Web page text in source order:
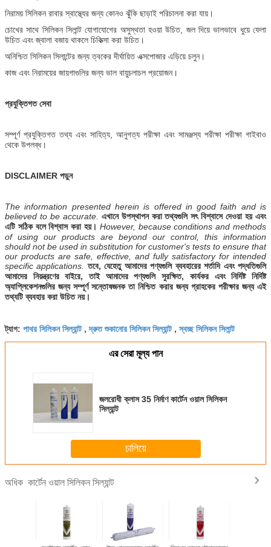
নিরাময় সিলিকন রাবার স্বাস্থ্যের জন্য কোনও ঝুঁকি ছাড়াই পরিচালনা করা যায়।
চোখের সাথে সিলিকন সিলান্ট যোগাযোগের অসুস্থতা হওয়া উচিত, জল দিয়ে ভালভাবে ধুয়ে ফেলা
উচিত এবং জ্বালা বজায় থাকলে চিকিত্সা করা উচিত।
অনিশ্চিত সিলিকন সিলান্টের জন্য ত্বকের দীর্ঘায়িত এক্সপোজার এড়িয়ে চলুন।
কাজ এবং নিরাময়ের জায়গাগুলির জন্য ভাল বায়ুচলাচল প্রয়োজন।
প্রযুক্তিগত সেবা
সম্পূর্ণ প্রযুক্তিগত তথ্য এবং সাহিত্য, আনুগত্য পরীক্ষা এবং সামঞ্জস্য পরীক্ষা পরীক্ষা গাইবাও
থেকে উপলব্ধ।
DISCLAIMER পড়ুন
The information presented herein is offered in good faith and is
believed to be accurate. এখানে উপস্থাপন করা তথ্যগুলি সৎ বিশ্বাসে দেওয়া হয় এবং
এটি সঠিক বলে বিশ্বাস করা হয়। However, because conditions and methods
of using our products are beyond our control, this information
should not be used in substitution for customer's tests to ensure that
our products are safe, effective, and fully satisfactory for intended
specific applications.
তবে, যেহেতু আমাদের পণ্যগুলি ব্যবহারের শর্তাদি এবং পদ্ধতিগুলি
আমাদের নিয়ন্ত্রণের বাইরে, তাই আমাদের পণ্যগুলি সুরক্ষিত, কার্যকর এবং নির্দিষ্ট নির্দিষ্ট
অ্যাপ্লিকেশনগুলির জন্য সম্পূর্ণ সন্তোষজনক তা নিশ্চিত করার জন্য গ্রাহকের পরীক্ষার জন্য এই
তথ্যটি ব্যবহার করা উচিত নয়।
ট্যাগ: পাথর সিলিকন সিল্যান্ট,দ্রুত শুকানোর সিলিকন সিল্যান্ট,স্বচ্ছ সিলিকন সিলান্ট
এর সেরা মূল্য পান
জলরোধী ক্লাস 35 নির্মাণ কার্টেন ওয়াল সিলিকন
সিল্যান্ট
চালিয়ে
অধিক কার্টেন ওয়াল সিলিকন সিল্যান্ট